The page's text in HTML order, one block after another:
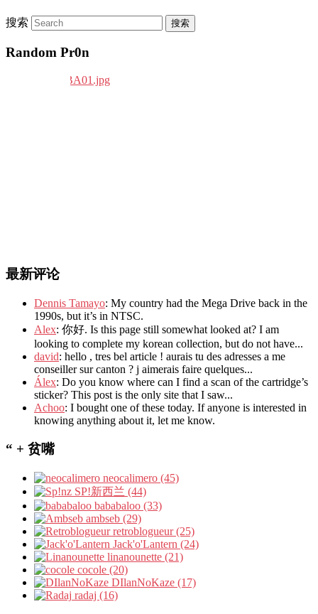
搜索
Random Pr0n
最新评论
Dennis Tamayo: My country had the Mega Drive back in the
1990s, but it’s in NTSC.
Alex: 你好. Is this page still somewhat looked at? I am
looking to complete my korean collection, but do not have...
david: hello , tres bel article ! aurais tu des adresses a me
conseiller sur canton ? j aimerais faire quelques...
Álex: Do you know where can I find a scan of the cartridge’s
sticker? This post is the only site that I saw...
Achoo: I bought one of these today. If anyone is interested in
knowing anything about it, let me know.
“ + 贫嘴
neocalimero (45)
SP!新西兰 (44)
bababaloo (33)
ambseb (29)
retroblogueur (25)
Jack'o'Lantern (24)
linanounette (21)
cocole (20)
DIlanNoKaze (17)
radaj (16)